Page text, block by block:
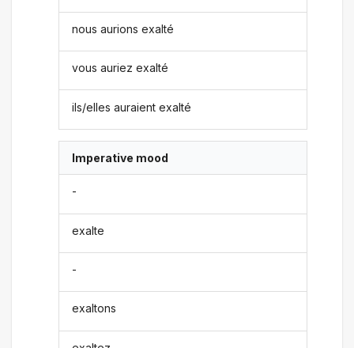
nous aurions exalté
vous auriez exalté
ils/elles auraient exalté
Imperative mood
-
exalte
-
exaltons